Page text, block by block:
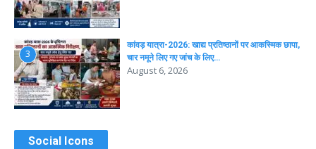
3
कांवड़ यात्रा-2026: खाद्य प्रतिष्ठानों पर आकस्मिक छापा,
चार नमूने लिए गए जांच के लिए…
August 6, 2026
Social Icons